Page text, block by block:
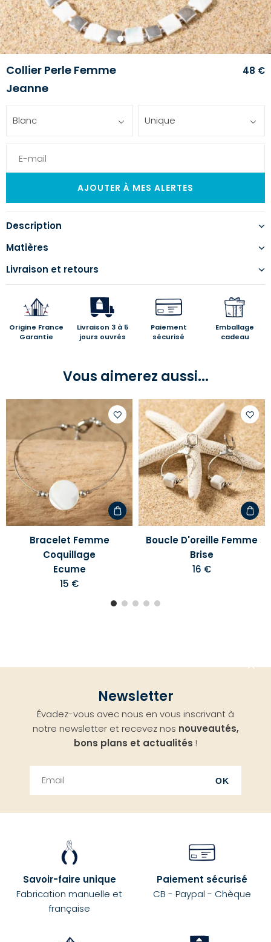
1 23456
Collier Perle Femme
Jeanne
48 €
Blanc Unique
Description
Matières
Livraison et retours
Origine France
Garantie
Livraison 3 à 5
jours ouvrés
Paiement
sécurisé
Emballage
cadeau
Vous aimerez aussi...
Ajouter
à
votre
liste
d'envies
Bracelet Femme
Coquillage
Ecume
15 €
à
votre
liste
Boucle D'oreille Femme
Brise
16 €
Newsletter
Évadez-vous avec nous en vous inscrivant à
notre newsletter et recevez nos nouveautés,
bons plans et actualités !
OK
Savoir-faire unique
Fabrication manuelle et
française
Paiement sécurisé
CB - Paypal - Chèque